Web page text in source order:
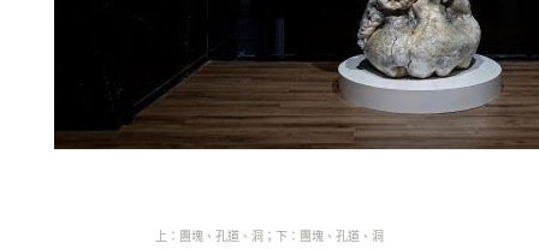
上：團塊、孔道、洞 ；下：團塊、孔道、洞